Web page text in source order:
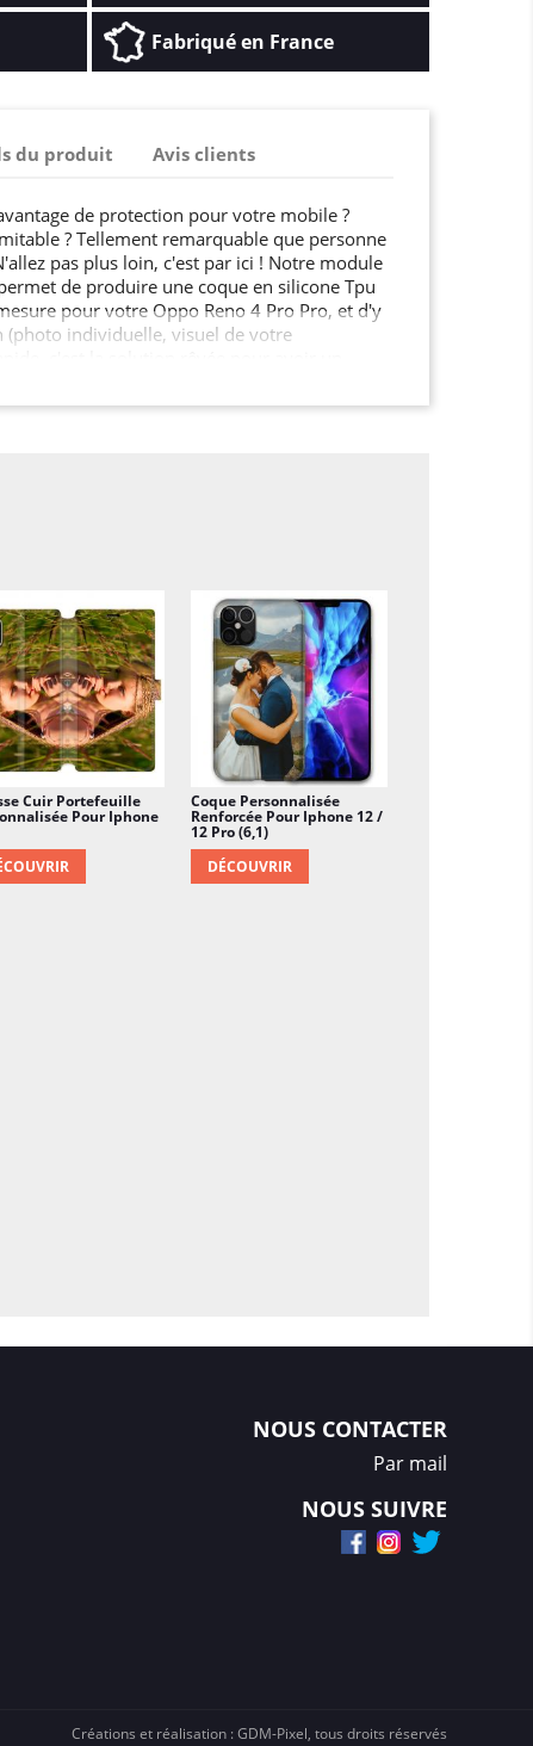
Fabriqué en France
du produit Avis clients
de protection pour votre mobile ?
? Tellement remarquable que personne
pas plus loin, c'est par ici ! Notre module
de produire une coque en silicone Tpu
pour votre Oppo Reno 4 Pro Pro, et d'y
individuelle, visuel de votre
Cuir Portefeuille
Pour Iphone
Coque Personnalisée
Renforcée Pour Iphone 12 /
12 Pro (6,1)
DÉCOUVRIR
NOUS CONTACTER
Par mail
NOUS SUIVRE
Créations et réalisation :GDM-Pixel, tous droits réservés